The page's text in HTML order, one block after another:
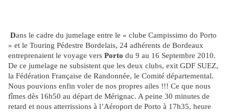
Dans le cadre du jumelage entre le « clube Campissimo do Porto
» et le Touring Pédestre Bordelais, 24 adhérents de Bordeaux
entreprenaient le voyage vers Porto du 9 au 16 Septembre 2010.
De ce jumelage ne subsistent que les deux clubs, exit GDF SUEZ,
la Fédération Française de Randonnée, le Comité départemental.
Nous pouvions enfin voler de nos propres ailes !!! Ce que nous
fîmes dès 16h50 au départ de Mérignac. A peine 30 minutes de
retard et nous atterrissions à l’Aéroport de Porto à 17h35, heure